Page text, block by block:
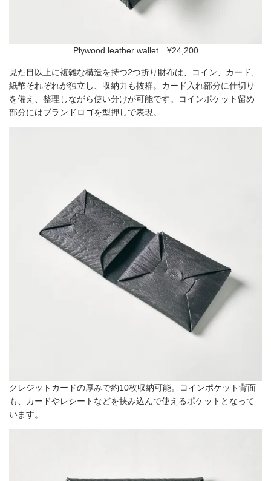
Plywood leather wallet ¥24,200
見た目以上に複雑な構造を持つ2つ折り財布は、コイン、カード、
紙幣それぞれが独立し、収納力も抜群。カード入れ部分に仕切り
を備え、整理しながら使い分けが可能です。コインポケット留め
部分にはブランドロゴを型押しで表現。
クレジットカードの厚みで約10枚収納可能。コインポケット背面
も、カードやレシートなどを挟み込んで使えるポケットとなって
います。